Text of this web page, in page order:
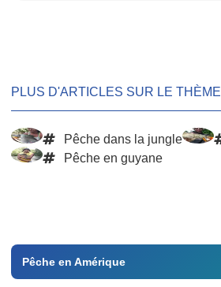
PLUS D'ARTICLES SUR LE THÈME
Pêche dans la jungle
Pêche en guyane
Pêche en Amérique